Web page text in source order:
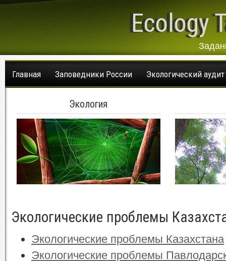
Ecology
Главная Заповедники России Экологический аудит
Экология
Экологические проблемы
Экологические проблемы Казахстана
Экологические проблемы